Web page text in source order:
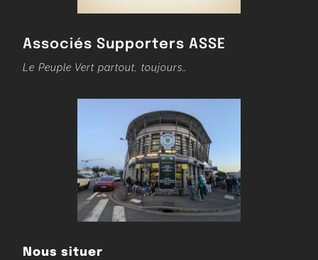
Associés Supporters ASSE
Le Peuple Vert partout, toujours…
Nous situer